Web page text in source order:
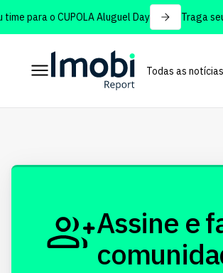
para o CUPOLA Aluguel Day Traga seu
Todas as notícias
Assine e